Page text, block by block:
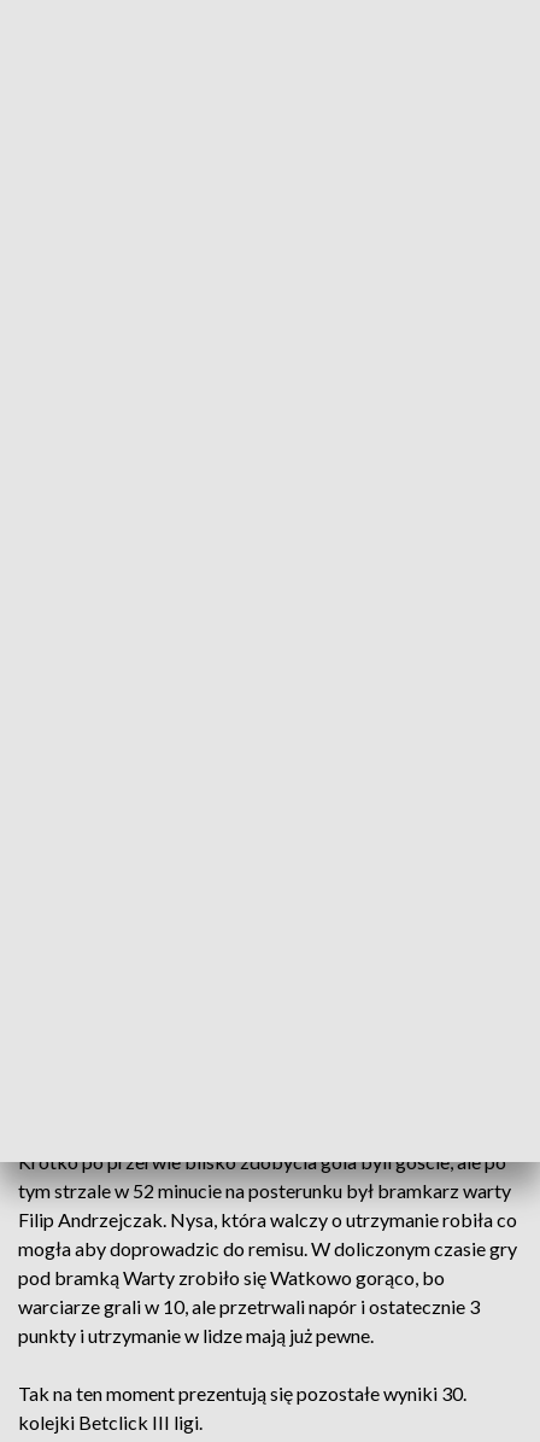
Krótko po przerwie blisko zdobycia gola byli goście, ale po
tym strzale w 52 minucie na posterunku był bramkarz warty
Filip Andrzejczak. Nysa, która walczy o utrzymanie robiła co
mogła aby doprowadzic do remisu. W doliczonym czasie gry
pod bramką Warty zrobiło się Watkowo gorąco, bo
warciarze grali w 10, ale przetrwali napór i ostatecznie 3
punkty i utrzymanie w lidze mają już pewne.
Tak na ten moment prezentują się pozostałe wyniki 30.
kolejki Betclick III ligi.